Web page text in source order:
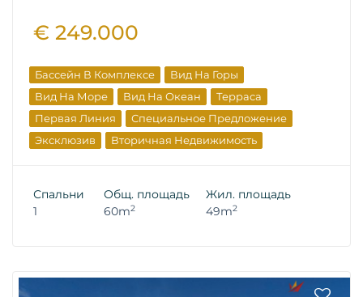
€ 249.000
Бассейн В Комплексе
Вид На Горы
Вид На Море
Вид На Океан
Терраса
Первая Линия
Специальное Предложение
Эксклюзив
Вторичная Недвижимость
Спальни
1
Общ. площадь
60m2
Жил. площадь
49m2